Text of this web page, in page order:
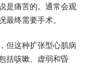
是痛苦的。通常会观
终需要手术。
但这种扩张型心肌病
括咳嗽、虚弱和昏